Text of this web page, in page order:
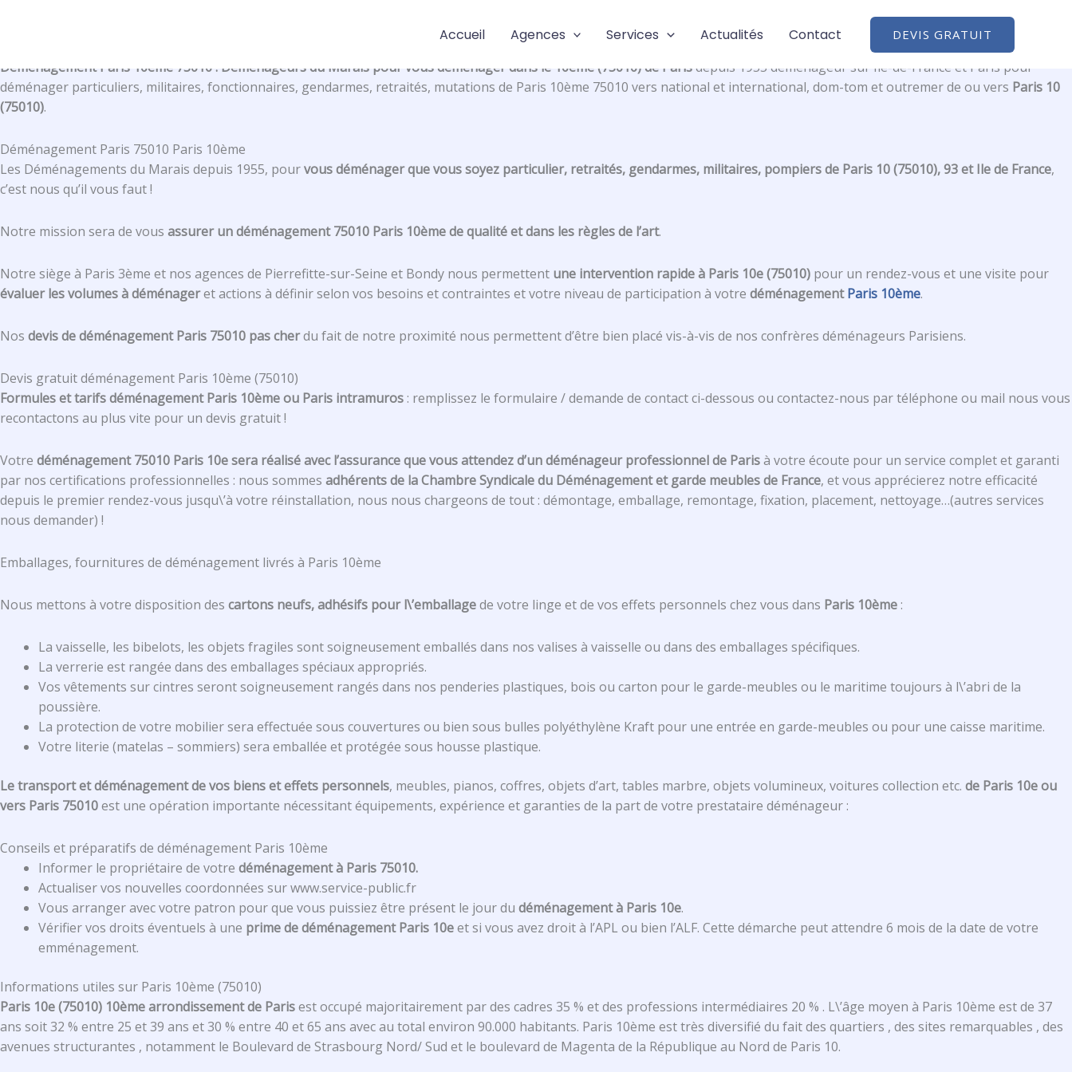
Accueil Agences Services Actualités Contact DEVIS GRATUIT
Déménagement Paris 10ème 75010 : Déménageurs du Marais pour vous déménager dans le 10ème (75010) de Parisdepuis 1955 déménageur sur Ile-de-France et Paris pour
déménager particuliers, militaires, fonctionnaires, gendarmes, retraités, mutations de Paris 10ème 75010 vers national et international, dom-tom et outremer de ou vers Paris 10
(75010).
Déménagement Paris 75010 Paris 10ème
Les Déménagements du Marais depuis 1955, pourvous déménager que vous soyez particulier, retraités, gendarmes, militaires, pompiers de Paris 10 (75010), 93 et Ile de France,
c’est nous qu’il vous faut !
Notre mission sera de vous assurer un déménagement 75010 Paris 10ème de qualité et dans les règles de l’art.
Notre siège à Paris 3ème et nos agences de Pierrefitte-sur-Seine et Bondy nous permettent une intervention rapide à Paris 10e (75010) pour un rendez-vous et une visite pour
évaluer les volumes à déménageret actions à définir selon vos besoins et contraintes et votre niveau de participation à votre déménagementParis 10ème.
Nos devis de déménagement Paris 75010 pas cherdu fait de notre proximité nous permettent d’être bien placé vis-à-vis de nos confrères déménageurs Parisiens.
Devis gratuit déménagement Paris 10ème (75010)
Formules et tarifs déménagement Paris 10ème ou Paris intramuros : remplissez le formulaire / demande de contact ci-dessous ou contactez-nous par téléphone ou mail nous vous
recontactons au plus vite pour un devis gratuit !
Votre déménagement 75010 Paris 10e sera réalisé avec l’assurance que vous attendez d’un déménageur professionnel de Parisà votre écoute pour un service complet et garanti
par nos certifications professionnelles : nous sommes adhérents de la Chambre Syndicale du Déménagement et garde meubles de France, et vous apprécierez notre efficacité
depuis le premier rendez-vous jusqu\’à votre réinstallation, nous nous chargeons de tout : démontage, emballage, remontage, fixation, placement, nettoyage…(autres services
nous demander) !
Emballages, fournitures de déménagement livrés à Paris 10ème
Nous mettons à votre disposition des cartons neufs, adhésifs pour l\’emballagede votre linge et de vos effets personnels chez vous dans Paris 10ème :
La vaisselle, les bibelots, les objets fragiles sont soigneusement emballés dans nos valises à vaisselle ou dans des emballages spécifiques.
La verrerie est rangée dans des emballages spéciaux appropriés.
Vos vêtements sur cintres seront soigneusement rangés dans nos penderies plastiques, bois ou carton pour le garde-meubles ou le maritime toujours à l\’abri de la
poussière.
La protection de votre mobilier sera effectuée sous couvertures ou bien sous bulles polyéthylène Kraft pour une entrée en garde-meubles ou pour une caisse maritime.
Votre literie (matelas – sommiers) sera emballée et protégée sous housse plastique.
Le transport et déménagement de vos biens et effets personnels, meubles, pianos, coffres, objets d’art, tables marbre, objets volumineux, voitures collection etc. de Paris 10e ou
vers Paris 75010est une opération importante nécessitant équipements, expérience et garanties de la part de votre prestataire déménageur :
Conseils et préparatifs de déménagement Paris 10ème
Informer le propriétaire de votre déménagement à Paris 75010.
Actualiser vos nouvelles coordonnées sur www.service-public.fr
Vous arranger avec votre patron pour que vous puissiez être présent le jour du déménagement à Paris 10e.
Vérifier vos droits éventuels à une prime de déménagement Paris 10eet si vous avez droit à l’APL ou bien l’ALF. Cette démarche peut attendre 6 mois de la date de votre
emménagement.
Informations utiles sur Paris 10ème (75010)
Paris 10e (75010) 10ème arrondissement de Parisest occupé majoritairement par des cadres 35 % et des professions intermédiaires 20 % . L\’âge moyen à Paris 10ème est de 37
ans soit 32 % entre 25 et 39 ans et 30 % entre 40 et 65 ans avec au total environ 90.000 habitants. Paris 10ème est très diversifié du fait des quartiers , des sites remarquables , des
avenues structurantes , notamment le Boulevard de Strasbourg Nord/ Sud et le boulevard de Magenta de la République au Nord de Paris 10.